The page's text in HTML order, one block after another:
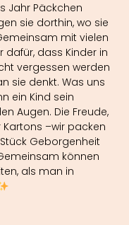
Jahr Päckchen
sie dorthin, wo sie
mit vielen
dass Kinder in
vergessen werden
sie denkt. Was uns
ein Kind sein
Augen. Die Freude,
–wir packen
Geborgenheit
können
als man in